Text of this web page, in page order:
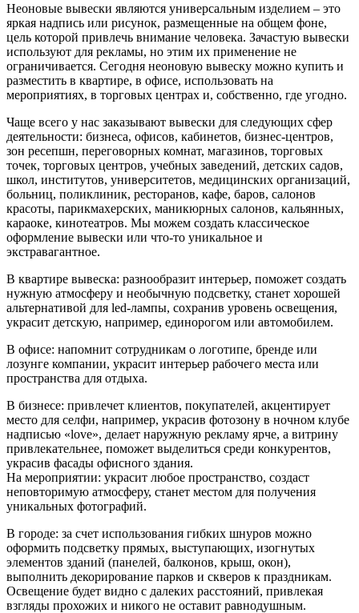
Неоновые вывески являются универсальным изделием – это
яркая надпись или рисунок, размещенные на общем фоне,
цель которой привлечь внимание человека. Зачастую вывески
используют для рекламы, но этим их применение не
ограничивается. Сегодня неоновую вывеску можно купить и
разместить в квартире, в офисе, использовать на
мероприятиях, в торговых центрах и, собственно, где угодно.
Чаще всего у нас заказывают вывески для следующих сфер
деятельности: бизнеса, офисов, кабинетов, бизнес-центров,
зон ресепшн, переговорных комнат, магазинов, торговых
точек, торговых центров, учебных заведений, детских садов,
школ, институтов, университетов, медицинских организаций,
больниц, поликлиник, ресторанов, кафе, баров, салонов
красоты, парикмахерских, маникюрных салонов, кальянных,
караоке, кинотеатров. Мы можем создать классическое
оформление вывески или что-то уникальное и
экстравагантное.
В квартире вывеска: разнообразит интерьер, поможет создать
нужную атмосферу и необычную подсветку, станет хорошей
альтернативой для led-лампы, сохранив уровень освещения,
украсит детскую, например, единорогом или автомобилем.
В офисе: напомнит сотрудникам о логотипе, бренде или
лозунге компании, украсит интерьер рабочего места или
пространства для отдыха.
В бизнесе: привлечет клиентов, покупателей, акцентирует
место для селфи, например, украсив фотозону в ночном клубе
надписью «love», делает наружную рекламу ярче, а витрину
привлекательнее, поможет выделиться среди конкурентов,
украсив фасады офисного здания.
На мероприятии: украсит любое пространство, создаст
неповторимую атмосферу, станет местом для получения
уникальных фотографий.
В городе: за счет использования гибких шнуров можно
оформить подсветку прямых, выступающих, изогнутых
элементов зданий (панелей, балконов, крыш, окон),
выполнить декорирование парков и скверов к праздникам.
Освещение будет видно с далеких расстояний, привлекая
взгляды прохожих и никого не оставит равнодушным.